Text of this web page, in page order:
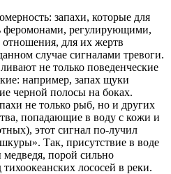
запахи, которые для
феромонами, регулирующими,
для их жертв
случае сигналами тревоги.
не только поведенческие
например, запах щуки
черной полосы на боках.
не только рыб, но и других
попадающие в воду с кожи и
этот сигнал по-лучил
Так, присутствие в воде
порой сильно
лососей в реки.